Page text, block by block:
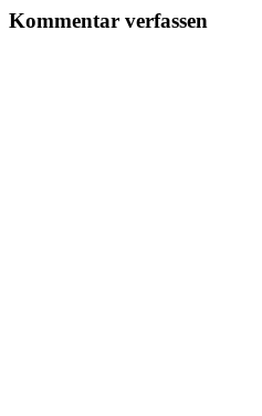
Kommentar verfassen